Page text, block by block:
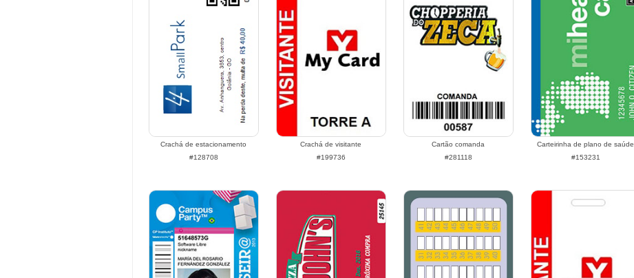
Crachá de estacionamento
#128708
Crachá de visitante
#199736
Cartão comanda
#281118
Carteirinha de plano de saúde
#153231